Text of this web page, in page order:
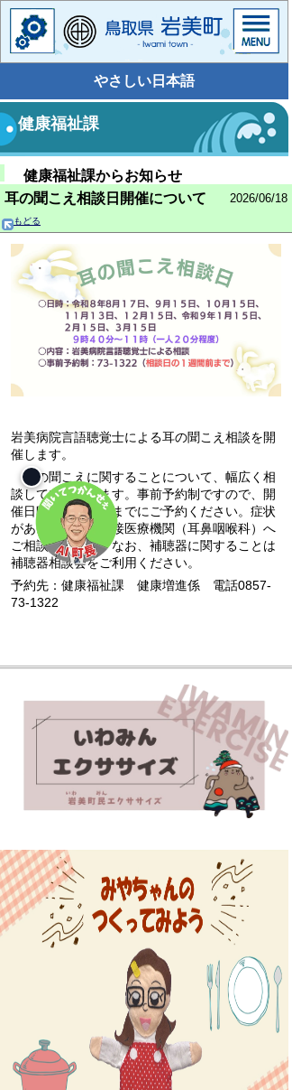
やさしい日本語
健康福祉課
健康福祉課からお知らせ
耳の聞こえ相談日開催について
2026/06/18
もどる
岩美病院言語聴覚士による耳の聞こえ相談を開
催します。
耳の聞こえに関することについて、幅広く相
談していただけます。事前予約制ですので、開
催日時の１週間前までにご予約ください。症状
がある場合は、直接医療機関（耳鼻咽喉科）へ
ご相談ください。なお、補聴器に関することは
補聴器相談会をご利用ください。
予約先：健康福祉課 健康増進係 電話0857-
73-1322